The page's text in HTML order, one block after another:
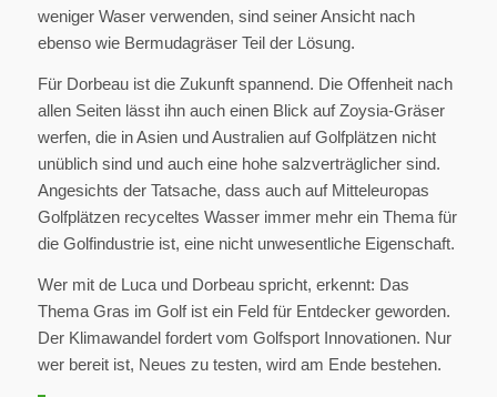
weniger Waser verwenden, sind seiner Ansicht nach
ebenso wie Bermudagräser Teil der Lösung.
Für Dorbeau ist die Zukunft spannend. Die Offenheit nach
allen Seiten lässt ihn auch einen Blick auf Zoysia-Gräser
werfen, die in Asien und Australien auf Golfplätzen nicht
unüblich sind und auch eine hohe salzverträglicher sind.
Angesichts der Tatsache, dass auch auf Mitteleuropas
Golfplätzen recyceltes Wasser immer mehr ein Thema für
die Golfindustrie ist, eine nicht unwesentliche Eigenschaft.
Wer mit de Luca und Dorbeau spricht, erkennt: Das
Thema Gras im Golf ist ein Feld für Entdecker geworden.
Der Klimawandel fordert vom Golfsport Innovationen. Nur
wer bereit ist, Neues zu testen, wird am Ende bestehen.